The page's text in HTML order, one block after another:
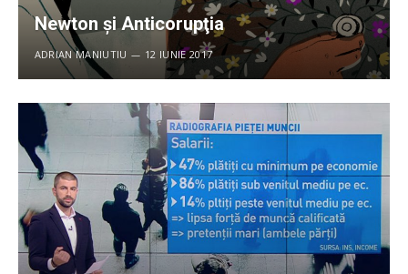
Newton şi Anticorupţia
ADRIAN MANIUTIU 12 IUNIE 2017